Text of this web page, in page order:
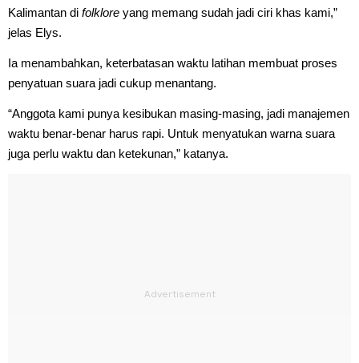
Kalimantan di folklore yang memang sudah jadi ciri khas kami,”
jelas Elys.
Ia menambahkan, keterbatasan waktu latihan membuat proses
penyatuan suara jadi cukup menantang.
“Anggota kami punya kesibukan masing-masing, jadi manajemen
waktu benar-benar harus rapi. Untuk menyatukan warna suara
juga perlu waktu dan ketekunan,” katanya.